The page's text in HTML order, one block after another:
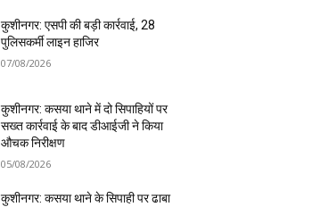
कुशीनगर: एसपी की बड़ी कार्रवाई, 28
पुलिसकर्मी लाइन हाजिर
07/08/2026
कुशीनगर: कसया थाने में दो सिपाहियों पर
सख्त कार्रवाई के बाद डीआईजी ने किया
औचक निरीक्षण
05/08/2026
कुशीनगर: कसया थाने के सिपाही पर ढाबा